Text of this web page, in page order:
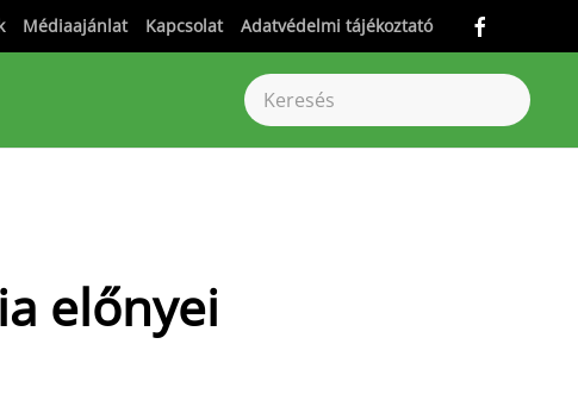
Médiaajánlat Kapcsolat Adatvédelmi tájékoztató
előnyei